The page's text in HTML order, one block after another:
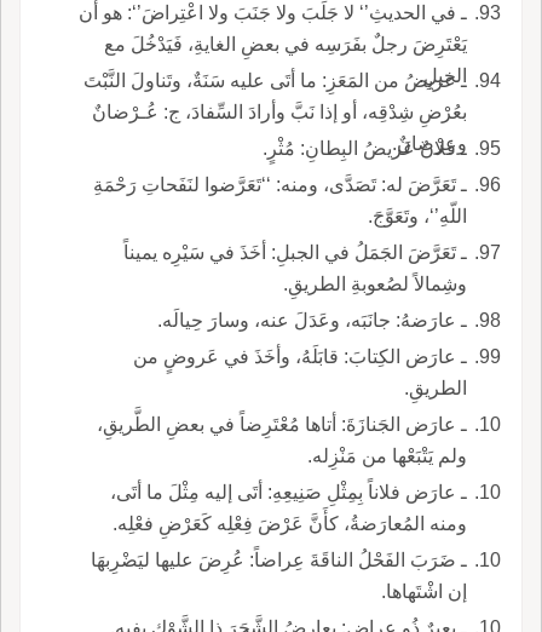
ـ في الحديثِ’‘ لا جَلَبَ ولا جَنَبَ ولا اعْتِراضَ’‘: هو أن
يَعْتَرِضَ رجلٌ بفَرَسِه في بعضِ الغايةِ، فَيَدْخُلَ مع
الخيلِ.
ـ عريضُ من المَعَزِ: ما أتَى عليه سَنَةٌ، وتَناولَ النَّبْتَ
بعُرْضِ شِدْقِه، أو إذا نَبَّ وأرادَ السِّفادَ، ج: عُـرْضانٌ
وعِرْضانٌ.
ـ فلانٌ عَريضُ البِطانِ: مُثْرٍ.
ـ تَعَرَّضَ له: تَصَدَّى، ومنه: ‘‘تَعَرَّضوا لنَفَحاتِ رَحْمَةِ
اللّهِ’‘، وتَعَوَّجَ.
ـ تَعَرَّضَ الجَمَلُ في الجبلِ: أخَذَ في سَيْرِه يميناً
وشِمالاً لصُعوبةِ الطريقِ.
ـ عارَضهُ: جانَبَه، وعَدَلَ عنه، وسارَ حِيالَه.
ـ عارَض الكِتابَ: قابَلَهُ، وأخَذَ في عَروضٍ من
الطريقِ.
ـ عارَض الجَنازَةَ: أتاها مُعْتَرِضاً في بعضِ الطَّريقِ،
ولم يَتْبَعْها من مَنْزِله.
ـ عارَض فلاناً بِمِثْلِ صَنِيعِهِ: أتَى إليه مِثْلَ ما أتَى،
ومنه المُعارَضةُ، كأَنَّ عَرْضَ فِعْلِه كَعَرْضِ فعْلِه.
ـ ضَرَبَ الفَحْلُ الناقَةَ عِراضاً: عُرِضَ عليها ليَضْرِبهَا
إن اشْتَهاها.
ـ بعيرٌ ذُو عِراضٍ: يعارِضُ الشَّجَرَ ذا الشَّوْكِ بِفِيهِ.